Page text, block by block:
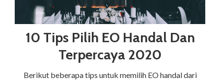
10 Tips Pilih EO Handal Dan
Terpercaya 2020
Berikut beberapa tips untuk memilih EO handal dari